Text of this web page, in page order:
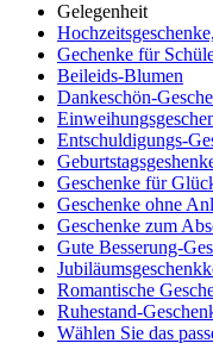
Gelegenheit
Gechenke für
Beileids-Blumen
Dankeschön-
Entschuldigungs-
Geschenke für
Geschenke ohne
Geschenke zum
Gute Besserung-
Romantische
Ruhestand-
Wählen Sie das